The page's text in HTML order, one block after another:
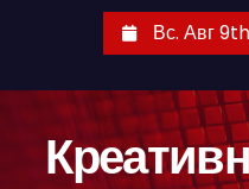
Вс. Авг